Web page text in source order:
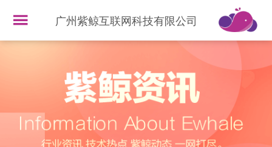
广州紫鲸互联网科技有限公司